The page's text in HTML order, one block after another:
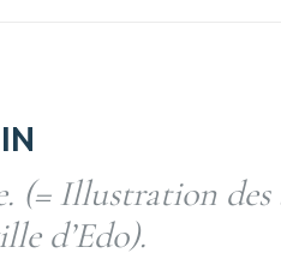
(= Illustration des
d’Edo).